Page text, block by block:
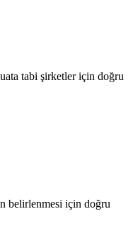
tabi şirketler için doğru
belirlenmesi için doğru